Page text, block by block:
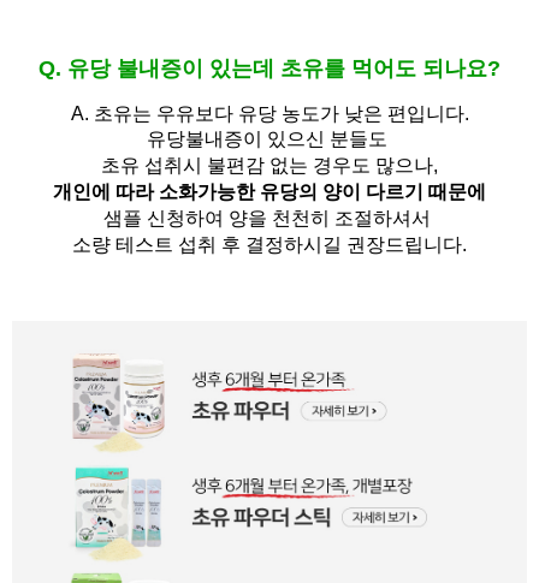
Q. 유당 불내증이 있는데 초유를 먹어도 되나요?
A. 초유는 우유보다 유당 농도가 낮은 편입니다.
유당불내증이 있으신 분들도
초유 섭취시 불편감 없는 경우도 많으나,
개인에 따라 소화가능한 유당의 양이 다르기 때문에
샘플 신청하여 양을 천천히 조절하셔서
소량 테스트 섭취 후 결정하시길 권장드립니다.